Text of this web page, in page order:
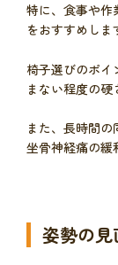
特に、食事や作
をおすすめしま
椅子選びのポ
まない程度の硬
また、長時間
坐骨神経痛の緩
姿勢の見